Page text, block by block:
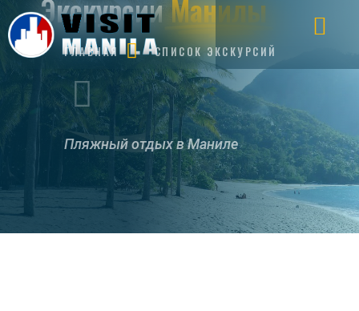
Экскурсии Манилы
ГЛАВНАЯ СПИСОК ЭКСКУРСИЙ
Пляжный отдых в Маниле